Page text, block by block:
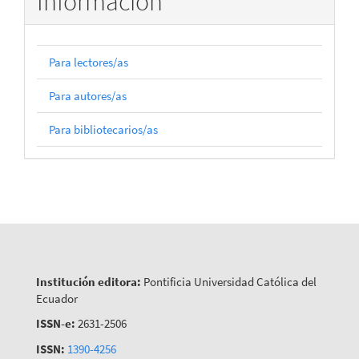
Para lectores/as
Para autores/as
Para bibliotecarios/as
Institución editora: Pontificia Universidad Católica del
Ecuador
ISSN-e: 2631-2506
ISSN: 1390-4256